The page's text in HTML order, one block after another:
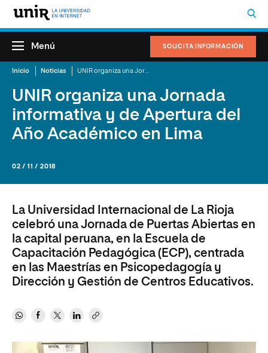
SOLICITA INFORMACIÓN
Menú
Inicio Noticias
UNIR organiza una Jornada
informativa y de Apertura del
Año Académico en Lima
02 / 11 / 2018
La Universidad Internacional de La Rioja
celebró una Jornada de Puertas Abiertas en
la capital peruana, en la Escuela de
Capacitación Pedagógica (ECP), centrada
en las Maestrías en Psicopedagogía y
Dirección y Gestión de Centros Educativos.